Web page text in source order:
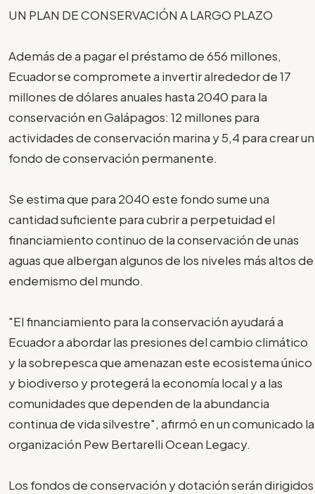
UN PLAN DE CONSERVACIÓN A LARGO PLAZO
Además de a pagar el préstamo de 656 millones,
Ecuador se compromete a invertir alrededor de 17
millones de dólares anuales hasta 2040 para la
conservación en Galápagos: 12 millones para
actividades de conservación marina y 5,4 para crear un
fondo de conservación permanente.
Se estima que para 2040 este fondo sume una
cantidad suficiente para cubrir a perpetuidad el
financiamiento continuo de la conservación de unas
aguas que albergan algunos de los niveles más altos de
endemismo del mundo.
"El financiamiento para la conservación ayudará a
Ecuador a abordar las presiones del cambio climático
y la sobrepesca que amenazan este ecosistema único
y biodiverso y protegerá la economía local y a las
comunidades que dependen de la abundancia
continua de vida silvestre", afirmó en un comunicado la
organización Pew Bertarelli Ocean Legacy.
Los fondos de conservación y dotación serán dirigidos